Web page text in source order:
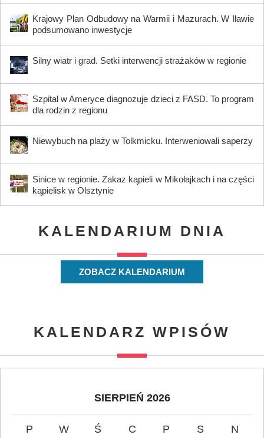
Krajowy Plan Odbudowy na Warmii i Mazurach. W Iławie
podsumowano inwestycje
Silny wiatr i grad. Setki interwencji strażaków w regionie
Szpital w Ameryce diagnozuje dzieci z FASD. To program
dla rodzin z regionu
Niewybuch na plaży w Tolkmicku. Interweniowali saperzy
Sinice w regionie. Zakaz kąpieli w Mikołajkach i na części
kąpielisk w Olsztynie
KALENDARIUM DNIA
ZOBACZ KALENDARIUM
KALENDARZ WPISÓW
SIERPIEŃ 2026
P W Ś C P S
N